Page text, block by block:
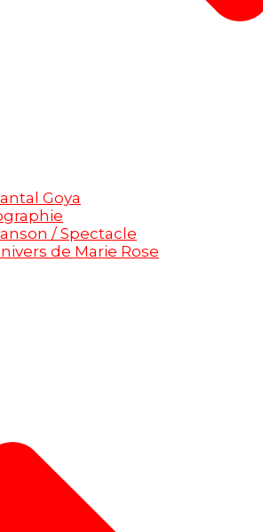
Goya
/ Spectacle
de Marie Rose